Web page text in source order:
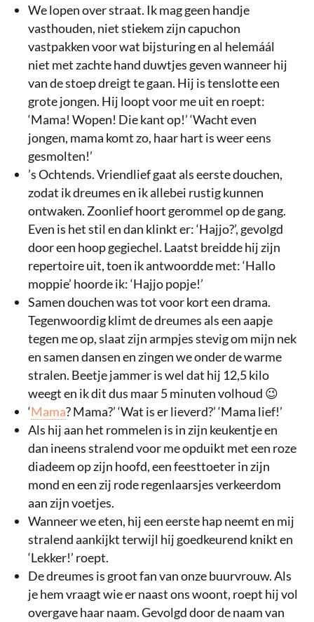
We lopen over straat. Ik mag geen handje
vasthouden, niet stiekem zijn capuchon
vastpakken voor wat bijsturing en al helemáál
niet met zachte hand duwtjes geven wanneer hij
van de stoep dreigt te gaan. Hij is tenslotte een
grote jongen. Hij loopt voor me uit en roept:
‘Mama! Wopen! Die kant op!’ ‘Wacht even
jongen, mama komt zo, haar hart is weer eens
gesmolten!’
’s Ochtends. Vriendlief gaat als eerste douchen,
zodat ik dreumes en ik allebei rustig kunnen
ontwaken. Zoonlief hoort gerommel op de gang.
Even is het stil en dan klinkt er: ‘Hajjo?’, gevolgd
door een hoop gegiechel. Laatst breidde hij zijn
repertoire uit, toen ik antwoordde met: ‘Hallo
moppie’ hoorde ik: ‘Hajjo popje!’
Samen douchen was tot voor kort een drama.
Tegenwoordig klimt de dreumes als een aapje
tegen me op, slaat zijn armpjes stevig om mijn nek
en samen dansen en zingen we onder de warme
stralen. Beetje jammer is wel dat hij 12,5 kilo
weegt en ik dit dus maar 5 minuten volhoud 😉
‘Mama? Mama?’ ‘Wat is er lieverd?’ ‘Mama lief!’
Als hij aan het rommelen is in zijn keukentje en
dan ineens stralend voor me opduikt met een roze
diadeem op zijn hoofd, een feesttoeter in zijn
mond en een zij rode regenlaarsjes verkeerdom
aan zijn voetjes.
Wanneer we eten, hij een eerste hap neemt en mij
stralend aankijkt terwijl hij goedkeurend knikt en
‘Lekker!’ roept.
De dreumes is groot fan van onze buurvrouw. Als
je hem vraagt wie er naast ons woont, roept hij vol
overgave haar naam. Gevolgd door de naam van